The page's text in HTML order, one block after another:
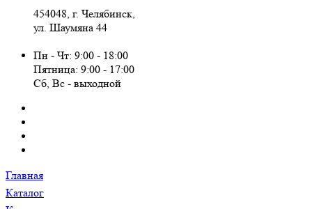
454048, г. Челябинск,
ул. Шаумяна 44
Пн - Чт: 9:00 - 18:00
Пятница: 9:00 - 17:00
Сб, Вc - выходной
Главная
Каталог